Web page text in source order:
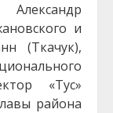
и
(Ткачук),
«Тус»
района